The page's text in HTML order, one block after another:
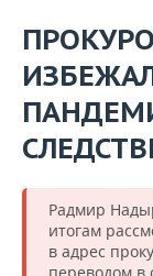
Радмир
итогам
в адрес
переводом в